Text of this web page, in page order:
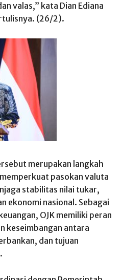
valas,” kata Dian Ediana
(26/2).
merupakan langkah
pasokan valuta
stabilitas nilai tukar,
ekonomi nasional. Sebagai
OJK memiliki peran
keseimbangan antara
dan tujuan